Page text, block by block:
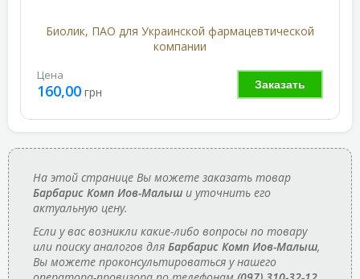
Биолик, ПАО для Украинской фармацевтической
компании
Заказать
Цена
160,00 грн
На этой странице Вы можете заказать товар
Барбарис Комп Иов-Малыш и уточнить его
актуальную цену.
Если у вас возникли какие-либо вопросы по товару
или поиску аналогов для Барбарис Комп Иов-Малыш,
Вы можете проконсультироваться у нашего